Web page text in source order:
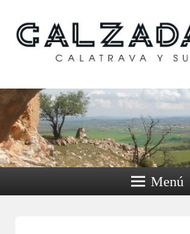
Calzada de
su
Menú